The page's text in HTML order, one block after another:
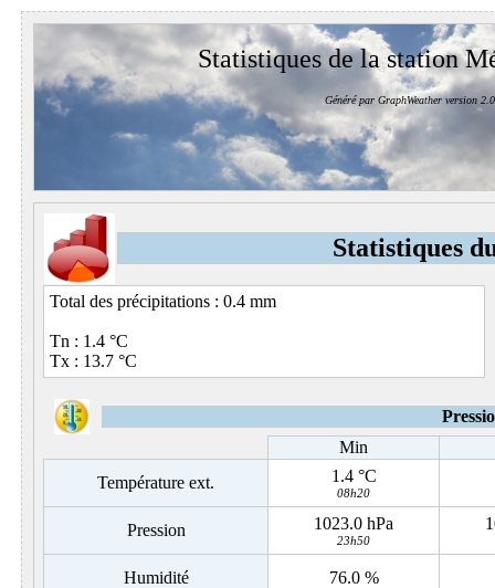
Statistiques de la station
Généré par GraphWeather version 2.0